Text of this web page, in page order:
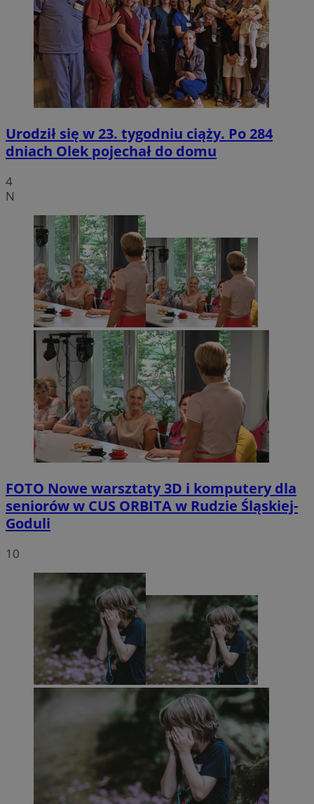
Urodził się w 23. tygodniu ciąży. Po 284
dniach Olek pojechał do domu
4
N
FOTO Nowe warsztaty 3D i komputery dla
seniorów w CUS ORBITA w Rudzie Śląskiej-
Goduli
10